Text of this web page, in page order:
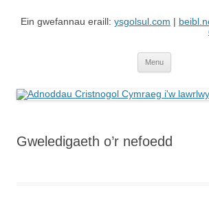
content
Ein gwefannau eraill: ysgolsul.com |
lawrlwytho
adnoddau i'w lawrlwytho'n rhad
Menu
Gweledigaeth o’r nefoedd